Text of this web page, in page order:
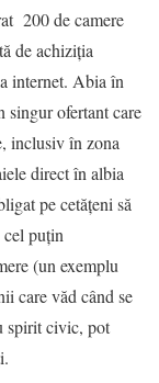
200 de camere
de achiziția
internet. Abia în
singur ofertant care
inclusiv în zona
direct în albia
pe cetățeni să
puțin
(un exemplu
care văd când se
spirit civic, pot